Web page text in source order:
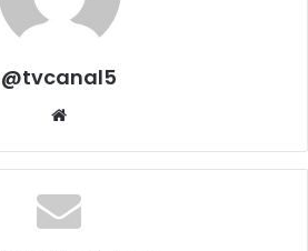
@tvcanal5